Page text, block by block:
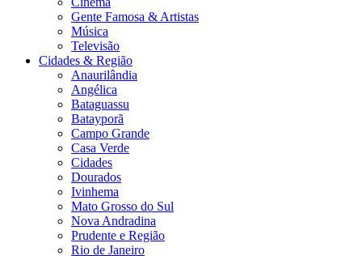
Gente Famosa & Artistas
Música
Televisão
Cidades & Região
Anaurilândia
Angélica
Bataguassu
Batayporã
Campo Grande
Casa Verde
Cidades
Dourados
Ivinhema
Mato Grosso do Sul
Nova Andradina
Prudente e Região
Rio de Janeiro